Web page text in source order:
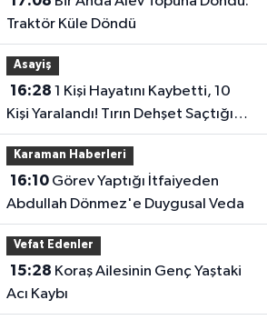
Traktör Küle Döndü
Asayiş
16:28
Kişi Yaralandı! Tırın Dehşet Saçtığı
Anlar Ortaya Çıktı
Karaman Haberleri
16:10Görev Yaptığı İtfaiyeden
Abdullah Dönmez'e Duygusal Veda
Vefat Edenler
15:28
Acı Kaybı